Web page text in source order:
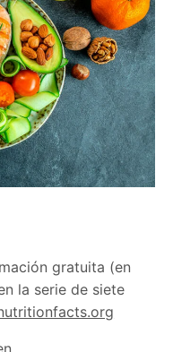
gratuita (en
la serie de siete